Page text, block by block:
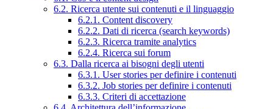
6.2. Ricerca utente sui contenuti e il linguaggio
6.2.1. Content discovery
6.2.2. Dati di ricerca (search keywords)
6.2.3. Ricerca tramite analytics
6.2.4. Ricerca sui forum
6.3. Dalla ricerca ai bisogni degli utenti
6.3.1. User stories per definire i contenuti
6.3.2. Job stories per definire i contenuti
6.3.3. Criteri di accettazione